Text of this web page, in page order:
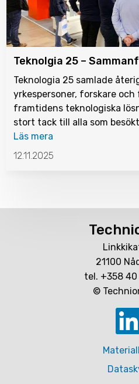
Teknolgia 25 –
Teknologia 25 samlade
yrkespersoner, forskare
framtidens teknologiska
stort tack till alla som
Läs mera
12.11.2025
21100
tel. +358 40
©